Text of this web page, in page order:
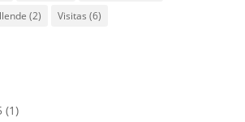
(2) Visitas (6)
(1)